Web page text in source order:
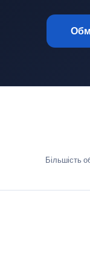
Більшість